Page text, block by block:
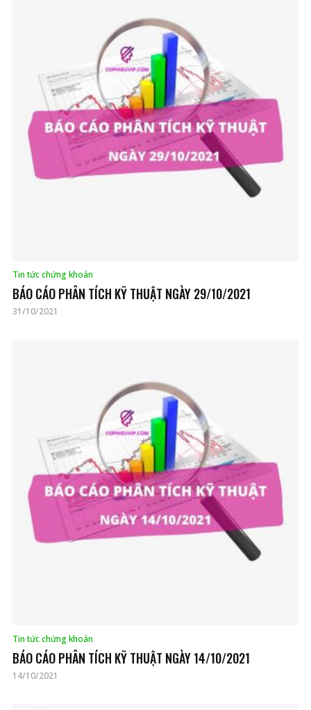
Tin tức chứng khoán
BÁO CÁO PHÂN TÍCH KỸ THUẬT NGÀY 29/10/2021
31/10/2021
Tin tức chứng khoán
BÁO CÁO PHÂN TÍCH KỸ THUẬT NGÀY 14/10/2021
14/10/2021